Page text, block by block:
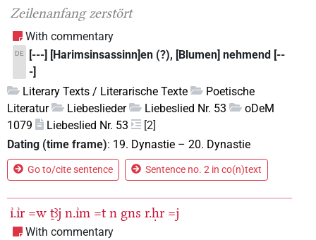
Zeilenanfang zerstört
With commentary
DE
[---] [Harimsinsassinn]en (?), [Blumen] nehmend [--
-]
Literary Texts / Literarische Texte
Poetische
Literatur
Liebeslieder Liebeslied Nr. 53
oDeM
1079
Liebeslied Nr. 53
[2]
Dating (time frame): 19. Dynastie – 20. Dynastie
Go to/cite sentence Sentence no. 2 in co(n)text
ı͗.ı͗r =w ṯꜣj n.ı͗m =t n gns r.ḥr =j
With commentary